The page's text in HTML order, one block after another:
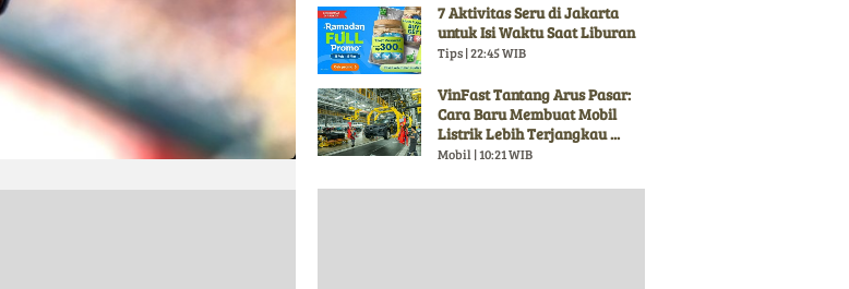
7 Aktivitas Seru di Jakarta
untuk Isi Waktu Saat Liburan
Tips | 22:45 WIB
VinFast Tantang Arus Pasar:
Cara Baru Membuat Mobil
Listrik Lebih Terjangkau ...
Mobil | 10:21 WIB